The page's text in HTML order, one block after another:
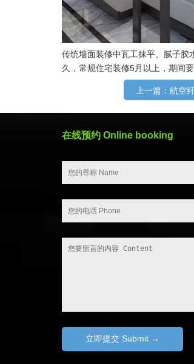
传统墙面装修中瓦工抹平、腻子胶
久，常规住宅装修5月以上，期间
上一篇：航空
在线预约 Online booking